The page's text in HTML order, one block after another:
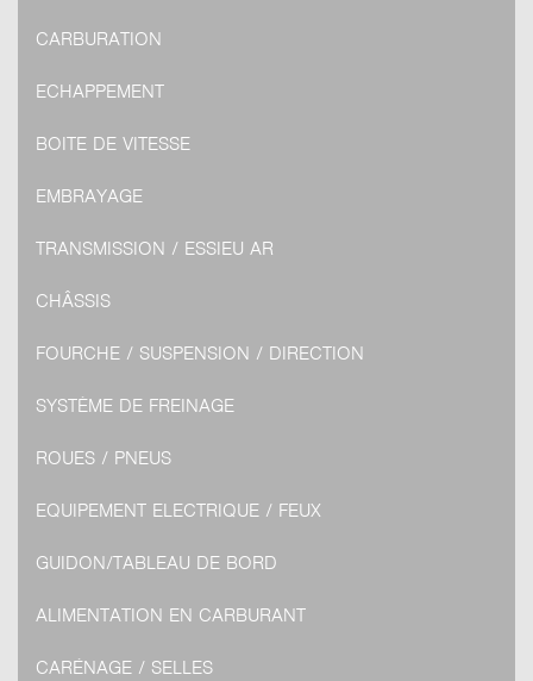
CARBURATION
ECHAPPEMENT
BOITE DE VITESSE
EMBRAYAGE
TRANSMISSION / ESSIEU AR
CHÂSSIS
FOURCHE / SUSPENSION / DIRECTION
SYSTÈME DE FREINAGE
ROUES / PNEUS
EQUIPEMENT ELECTRIQUE / FEUX
GUIDON/TABLEAU DE BORD
ALIMENTATION EN CARBURANT
CARÉNAGE / SELLES